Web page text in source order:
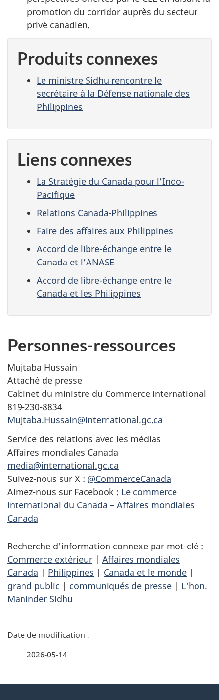
promotion du corridor auprès du secteur
privé canadien.
Produits connexes
Le ministre Sidhu rencontre le
secrétaire à la Défense nationale des
Philippines
Liens connexes
La Stratégie du Canada pour l’Indo-
Pacifique
Relations Canada-Philippines
Faire des affaires aux Philippines
Accord de libre-échange entre le
Canada et l’ANASE
Accord de libre-échange entre le
Canada et les Philippines
Personnes-ressources
Mujtaba Hussain
Attaché de presse
Cabinet du ministre du Commerce international
819-230-8834
Mujtaba.Hussain@international.gc.ca
Service des relations avec les médias
Affaires mondiales Canada
media@international.gc.ca
Suivez-nous sur X : @CommerceCanada
Aimez-nous sur Facebook : Le commerce
international du Canada – Affaires mondiales
Canada
Recherche d'information connexe par mot-clé :
Commerce extérieur | Affaires mondiales
Canada | Philippines | Canada et le monde |
grand public | communiqués de presse | L'hon.
Maninder Sidhu
D
2026-05-14